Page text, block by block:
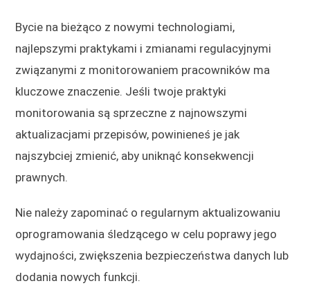
Bycie na bieżąco z nowymi technologiami,
najlepszymi praktykami i zmianami regulacyjnymi
związanymi z monitorowaniem pracowników ma
kluczowe znaczenie. Jeśli twoje praktyki
monitorowania są sprzeczne z najnowszymi
aktualizacjami przepisów, powinieneś je jak
najszybciej zmienić, aby uniknąć konsekwencji
prawnych.
Nie należy zapominać o regularnym aktualizowaniu
oprogramowania śledzącego w celu poprawy jego
wydajności, zwiększenia bezpieczeństwa danych lub
dodania nowych funkcji.